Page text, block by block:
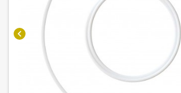
chevron_left